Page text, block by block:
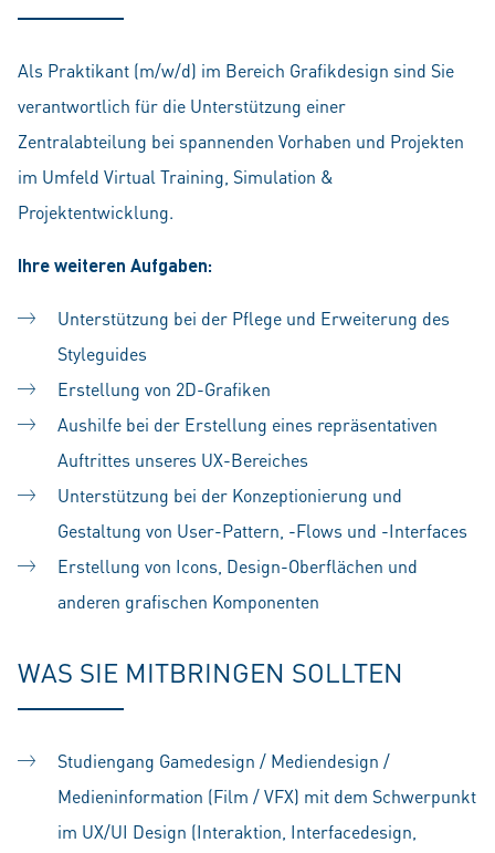
Als Praktikant (m/w/d) im Bereich Grafikdesign sind Sie
verantwortlich für die Unterstützung einer
Zentralabteilung bei spannenden Vorhaben und Projekten
im Umfeld Virtual Training, Simulation &
Projektentwicklung.
Ihreweiteren Aufgaben:
Unterstützung bei der Pflege und Erweiterung des
Styleguides
Erstellung von 2D-Grafiken
Aushilfe bei der Erstellung eines repräsentativen
Auftrittes unseres UX-Bereiches
Unterstützung bei der Konzeptionierung und
Gestaltung von User-Pattern, -Flows und -Interfaces
Erstellung von Icons, Design-Oberflächen und
anderen grafischen Komponenten
WAS SIE MITBRINGEN SOLLTEN
Studiengang Gamedesign / Mediendesign /
Medieninformation (Film / VFX) mit dem Schwerpunkt
im UX/UI Design (Interaktion, Interfacedesign,